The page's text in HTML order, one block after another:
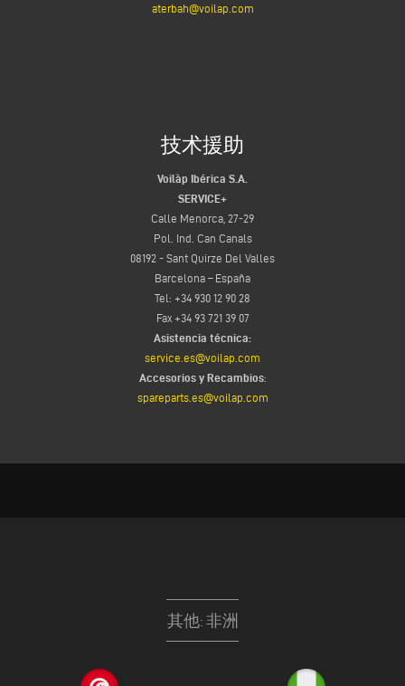
aterbah@voilap.com
技术援助
Voilàp Ibérica S.A.
SERVICE+
Calle Menorca, 27-29
Pol. Ind. Can Canals
08192 - Sant Quirze Del Valles
Barcelona – España
Tel: +34 930 12 90 28
Fax +34 93 721 39 07
Asistencia técnica:
service.es@voilap.com
Accesorios y Recambios:
spareparts.es@voilap.com
其他: 非洲